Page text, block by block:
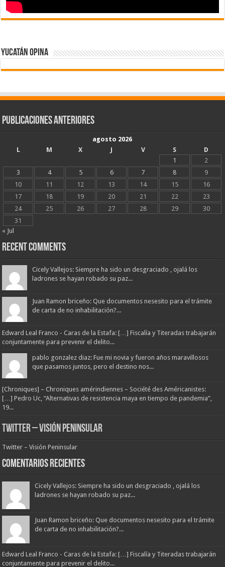
Yucatán Opina
Publicaciones Anteriores
agosto 2026
L
M X J V S
D
1
2
3
4 5 6 7 8
9
10
11 12 13 14 15
16
17
18 19 20 21 22
23
24
25 26 27 28 29
30
31
« Jul
Recent Comments
Cicely Vallejos: Siempre ha sido un desgraciado , ojalá los
ladrones se hayan robado su paz...
Juan Ramon briceño: Que documentos nesesito para el trámite
de carta de no inhabilitación?...
Edward Leal Franco - Caras de la Estafa: […] Fiscalía y Titeradas trabajarán
conjuntamente para prevenir el delito...
pablo gonzalez diaz: Fue mi novia y fueron años maravillosos
que pasamos juntos, pero el destino nos...
[Chroniques] – Chroniques amérindiennes – Société des Américanistes:
[…] Pedro Uc, “Alternativas de resistencia maya en tiempo de pandemia”,
19...
Twitter – Visión Peninsular
Twitter – Visión Peninsular
Comentarios Recientes
Cicely Vallejos: Siempre ha sido un desgraciado , ojalá los
ladrones se hayan robado su paz...
Juan Ramon briceño: Que documentos nesesito para el trámite
de carta de no inhabilitación?...
Edward Leal Franco - Caras de la Estafa: […] Fiscalía y Titeradas trabajarán
conjuntamente para prevenir el delito...